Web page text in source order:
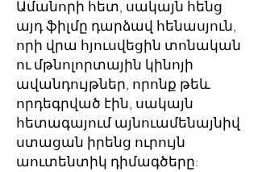
Ամանորի հետ, սակայն հենց
այդ ֆիլմը դարձավ հենասյուն,
որի վրա հյուսվեցին տոնական
ու մթնոլորտային կինոյի
ավանդույթներ, որոնք թեև
որդեգրված էին, սակայն
հետագայում այնուամենայնիվ
ստացան իրենց ուրույն
աուտենտիկ դիմագծերը: